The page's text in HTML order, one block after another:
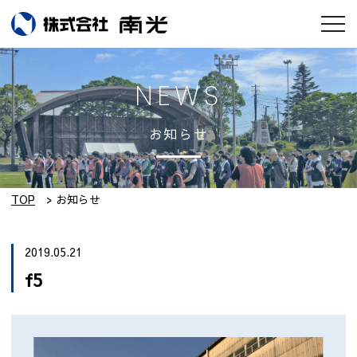
会社情報
南光のモノづくり
工場紹介
実績集
採用情報
NEWS
お知らせ
TOP お知らせ
2019.05.21
f5